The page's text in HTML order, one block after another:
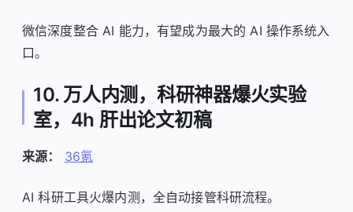
微信深度整合 AI 能力，有望成为最大的 AI 操作系统入
口。
10. 万人内测，科研神器爆火实验
室，4h 肝出论文初稿
来源： 36氪
AI 科研工具火爆内测，全自动接管科研流程。